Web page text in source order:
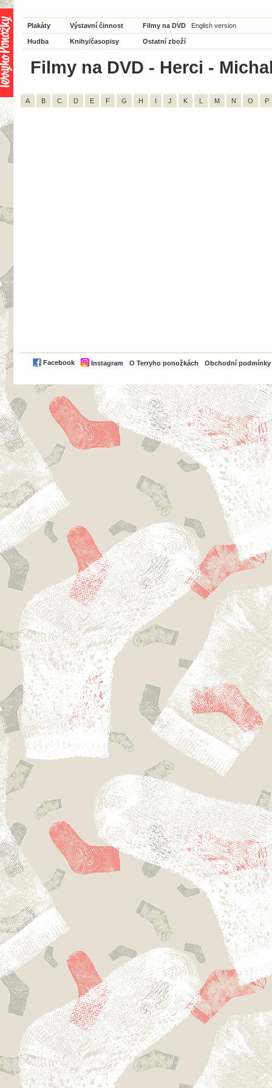
Plakáty Výstavní činnost Filmy na DVD English version
Hudba Knihy/časopisy Ostatní zboží
Filmy na DVD - Herci -
A B C D E F G H I J K L M N O P
Facebook Instagram O Terryho ponožkách Obchodní podmínky
PayPal